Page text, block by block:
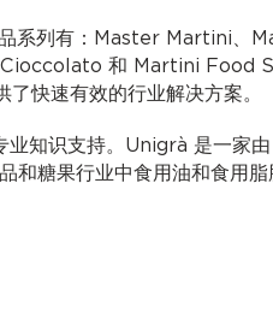
系列有：Master Martini、
和 Martini Food
快速有效的行业解决方案。
业知识支持。Unigrà 是一家
和糖果行业中食用油和食用